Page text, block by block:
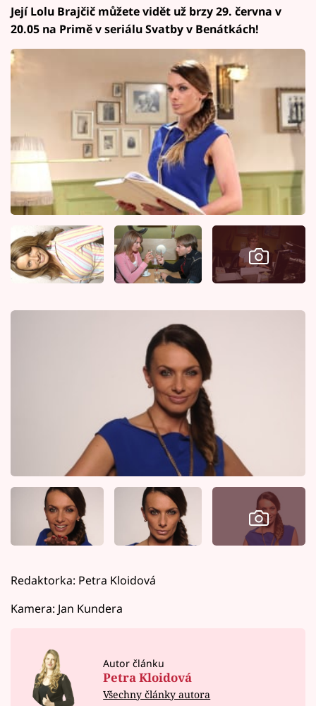
Její Lolu Brajčič můžete vidět už brzy 29. června v
20.05 na Primě v seriálu Svatby v Benátkách!
Redaktorka: Petra Kloidová
Kamera: Jan Kundera
Autor článku
Petra Kloidová
Všechny články autora